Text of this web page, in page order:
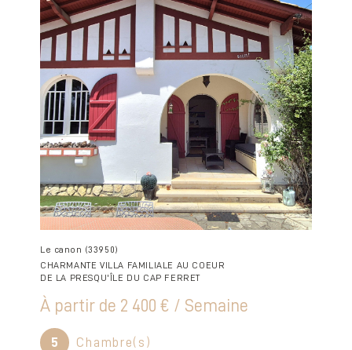
Le canon (33950)
CHARMANTE VILLA FAMILIALE AU COEUR
DE LA PRESQU'ÎLE DU CAP FERRET
À partir de 2 400 € / Semaine
5 Chambre(s)